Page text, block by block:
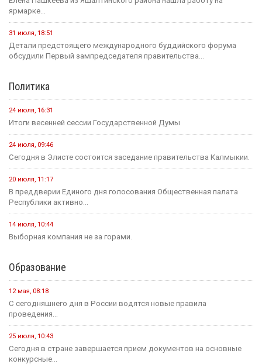
ярмарке...
31 июля, 18:51
Детали предстоящего международного буддийского форума
обсудили Первый зампредседателя правительства...
Политика
24 июля, 16:31
Итоги весенней сессии Государственной Думы
24 июля, 09:46
Сегодня в Элисте состоится заседание правительства Калмыкии.
20 июля, 11:17
В преддверии Единого дня голосования Общественная палата
Республики активно...
14 июля, 10:44
Выборная компания не за горами.
Образование
12 мая, 08:18
С сегодняшнего дня в России водятся новые правила
проведения...
25 июля, 10:43
Сегодня в стране завершается прием документов на основные
конкурсные...